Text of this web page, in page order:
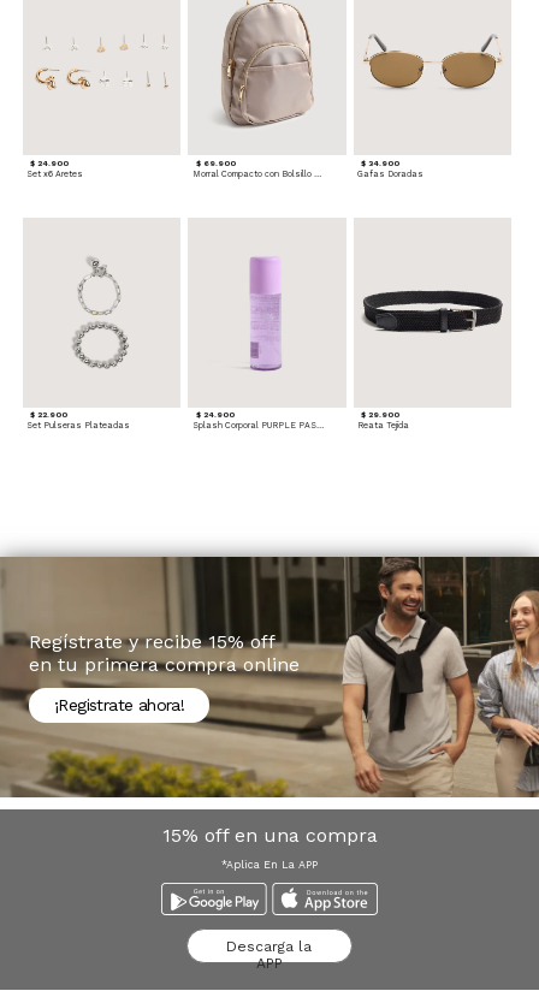
$ 24.900
Set x6 Aretes
$ 69.900 $ 34.900
Gafas Doradas
$ 22.900
Set Pulseras Plateadas
$ 24.900
Splash Corporal PURPLE PASSION - Floral
$ 29.900
Reata Tejida
Regístrate y recibe 15% off
en tu primera compra online
¡Registrate ahora!
15% off en una compra
*Aplica En La APP
Descarga la
APP